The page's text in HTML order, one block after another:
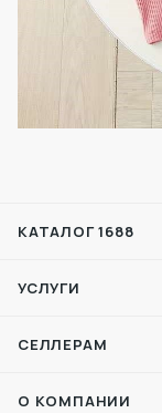
КАТАЛОГ 1688
УСЛУГИ
СЕЛЛЕРАМ
О КОМПАНИИ